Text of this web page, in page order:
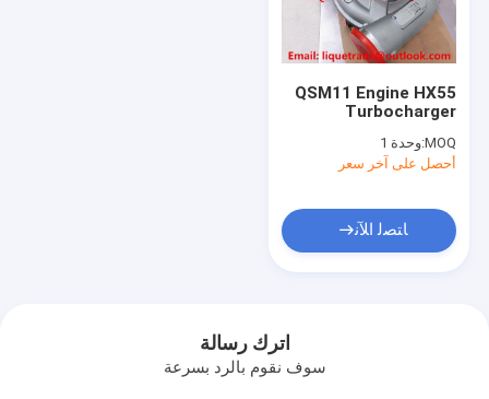
QSM11 Engine HX55
Turbocharger
3590045 للكمون
MOQ: وحدة 1
أحصل على آخر سعر
ﺎﺘﺼﻟ ﺍﻶﻧ
اترك رسالة
سوف نقوم بالرد بسرعة